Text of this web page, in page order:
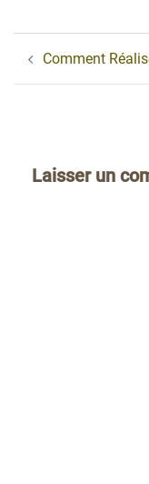
d’article
Comment
Laisser un